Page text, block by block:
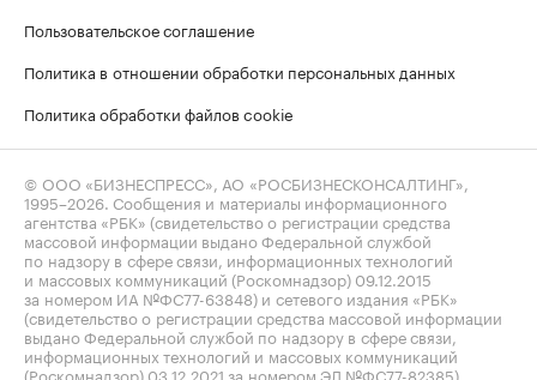
Пользовательское соглашение
Политика в отношении обработки персональных данных
Политика обработки файлов cookie
© ООО «БИЗНЕСПРЕСС», АО «РОСБИЗНЕСКОНСАЛТИНГ»,
1995–2026 . Сообщения и материалы информационного
агентства «РБК» (свидетельство о регистрации средства
массовой информации выдано Федеральной службой
по надзору в сфере связи, информационных технологий
и массовых коммуникаций (Роскомнадзор) 09.12.2015
за номером ИА №ФС77-63848) и сетевого издания «РБК»
(свидетельство о регистрации средства массовой информации
выдано Федеральной службой по надзору в сфере связи,
информационных технологий и массовых коммуникаций
(Роскомнадзор) 03.12.2021 за номером ЭЛ №ФС77-82385)